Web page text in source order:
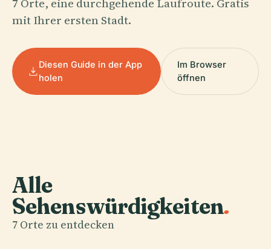
mit Ihrer ersten Stadt.
Diesen Guide in der App
holen
Im Browser
öffnen
Alle
Sehenswürdigkeiten.
7 Orte zu entdecken